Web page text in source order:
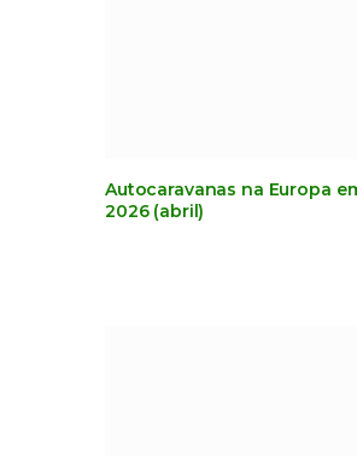
Autocaravanas na Europa
2026 (abril)